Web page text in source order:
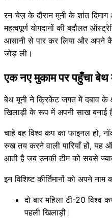
रन चेज़ के दौरान मूनी के शांत
महत्वपूर्ण योगदानों की बदौलत
आसानी से पार कर लिया और अपने
जोड़ ली।
एक नए मुकाम पर पहुँचा बेथ
बेथ मूनी ने क्रिकेट जगत में दबाव के
खिलाड़ी के रूप में अपनी साख बनाई
चाहे वह विश्व कप का फाइनल हो,
रुख तय करने वाली पारियाँ हों,
आती है जब उनकी टीम को सबसे
इन विशिष्ट कीर्तिमानों को अपने नाम
दो बार महिला टी-20 विश्व
पहली खिलाड़ी।